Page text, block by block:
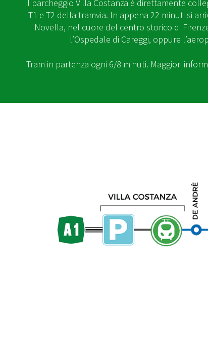
Il parcheggio Villa Costanza è direttamente
T1 e T2 della tramvia. In appena 22 minuti si
Novella, nel cuore del centro storico di
l’Ospedale di Careggi, oppure
Tram in partenza ogni 6/8 minuti. Maggiori